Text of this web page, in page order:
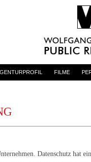
FILME
Datenschutz hat